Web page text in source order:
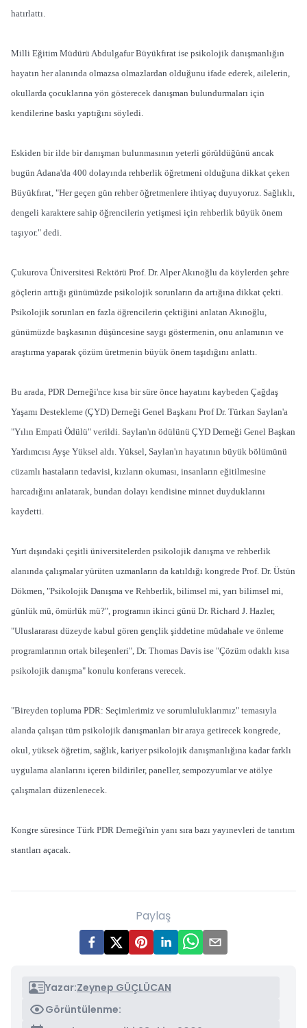
hatırlattı.
Milli Eğitim Müdürü Abdulgafur Büyükfırat ise psikolojik danışmanlığın
hayatın her alanında olmazsa olmazlardan olduğunu ifade ederek, ailelerin,
okullarda çocuklarına yön gösterecek danışman bulundurmaları için
kendilerine baskı yaptığını söyledi.
Eskiden bir ilde bir danışman bulunmasının yeterli görüldüğünü ancak
bugün Adana'da 400 dolayında rehberlik öğretmeni olduğuna dikkat çeken
Büyükfırat, "Her geçen gün rehber öğretmenlere ihtiyaç duyuyoruz. Sağlıklı,
dengeli karaktere sahip öğrencilerin yetişmesi için rehberlik büyük önem
taşıyor." dedi.
Çukurova Üniversitesi Rektörü Prof. Dr. Alper Akınoğlu da köylerden şehre
göçlerin arttığı günümüzde psikolojik sorunların da artığına dikkat çekti.
Psikolojik sorunları en fazla öğrencilerin çektiğini anlatan Akınoğlu,
günümüzde başkasının düşüncesine saygı göstermenin, onu anlamının ve
araştırma yaparak çözüm üretmenin büyük önem taşıdığını anlattı.
Bu arada, PDR Derneği'nce kısa bir süre önce hayatını kaybeden Çağdaş
Yaşamı Destekleme (ÇYD) Derneği Genel Başkanı Prof Dr. Türkan Saylan'a
"Yılın Empati Ödülü" verildi. Saylan'ın ödülünü ÇYD Derneği Genel Başkan
Yardımcısı Ayşe Yüksel aldı. Yüksel, Saylan'ın hayatının büyük bölümünü
cüzamlı hastaların tedavisi, kızların okuması, insanların eğitilmesine
harcadığını anlatarak, bundan dolayı kendisine minnet duyduklarını
kaydetti.
Yurt dışındaki çeşitli üniversitelerden psikolojik danışma ve rehberlik
alanında çalışmalar yürüten uzmanların da katıldığı kongrede Prof. Dr. Üstün
Dökmen, "Psikolojik Danışma ve Rehberlik, bilimsel mi, yarı bilimsel mi,
günlük mü, ömürlük mü?", programın ikinci günü Dr. Richard J. Hazler,
"Uluslararası düzeyde kabul gören gençlik şiddetine müdahale ve önleme
programlarının ortak bileşenleri", Dr. Thomas Davis ise "Çözüm odaklı kısa
psikolojik danışma" konulu konferans verecek.
"Bireyden topluma PDR: Seçimlerimiz ve sorumluluklarımız" temasıyla
alanda çalışan tüm psikolojik danışmanları bir araya getirecek kongrede,
okul, yüksek öğretim, sağlık, kariyer psikolojik danışmanlığına kadar farklı
uygulama alanlarını içeren bildiriler, paneller, sempozyumlar ve atölye
çalışmaları düzenlenecek.
Kongre süresince Türk PDR Derneği'nin yanı sıra bazı yayınevleri de tanıtım
stantları açacak.
Paylaş
Yazar:Zeynep GÜÇLÜCAN
Görüntülenme: